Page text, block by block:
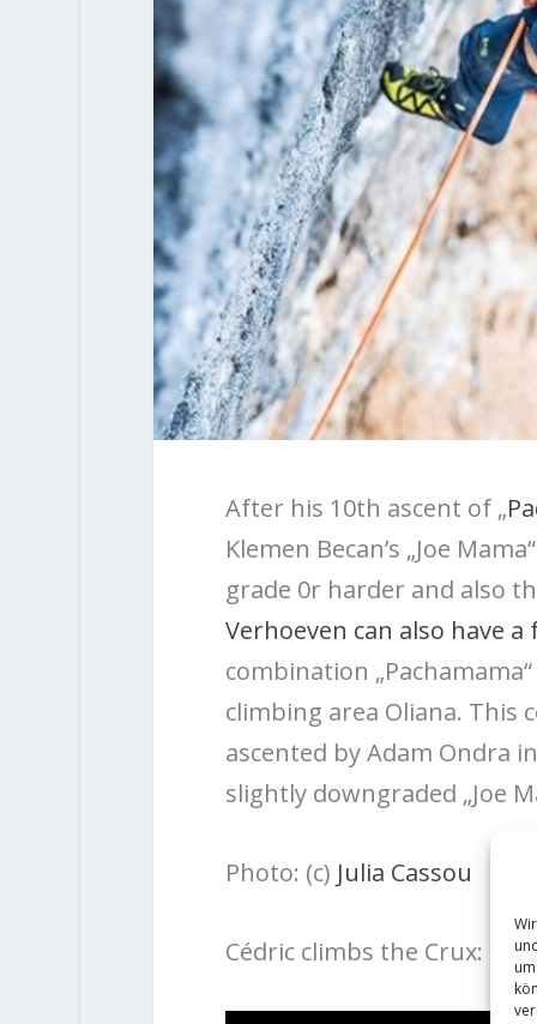
After his 10th ascent of „
Klemen Becan’s „Joe
grade 0r harder and also
Verhoeven can also have a
combination
climbing area Oliana. This
ascented by Adam Ondra
slightly downgraded „Joe
Photo: (c) Julia Cassou
Cédric climbs the Crux: